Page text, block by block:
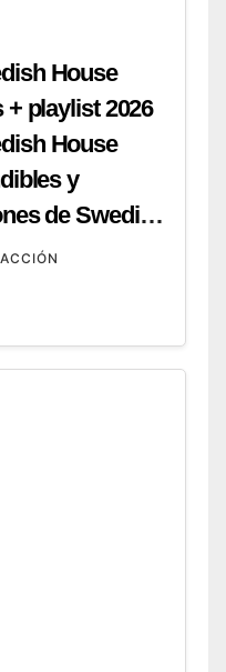
House
+ playlist 2026
House
y
de Swedish
tu próxima
Swedish